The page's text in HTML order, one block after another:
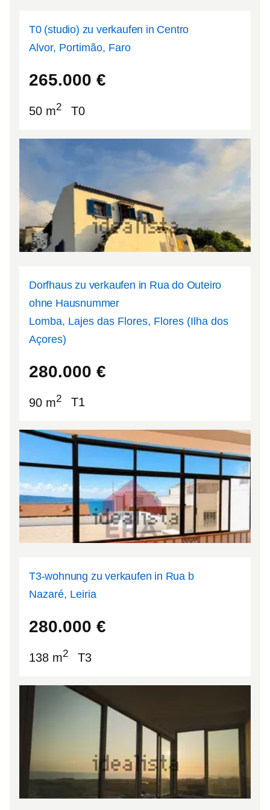
T0 (studio) zu verkaufen in Centro
Alvor, Portimão, Faro
265.000 €
50 m2 T0
Dorfhaus zu verkaufen in Rua do Outeiro
ohne Hausnummer
Lomba, Lajes das Flores, Flores (Ilha dos
Açores)
280.000 €
90 m2 T1
T3-wohnung zu verkaufen in Rua b
Nazaré, Leiria
280.000 €
138 m2 T3